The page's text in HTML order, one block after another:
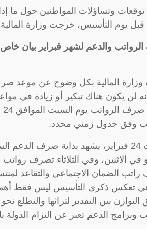
وتساؤلات المواطنين حول ما
قبل يوم التأسيس، خرجت وزارة
والدعم لشهر فبراير بيان خاص
لن يكون هناك تبكير أو زيادة في
وفق جدول زمني محدد.
السبت 24 فبراير، يشهد بداية صرف
في الاثنين، وفي الثلاثاء تصرف رواتب
الضمان الاجتماعي والتقاعد
تعكس ذكرى التأسيس ليس فقط
التوازن بين التقدير لتراثها
وبرامج الدعم تعبر عن التزام الدولة